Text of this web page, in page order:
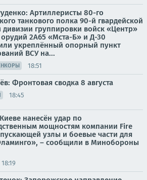
Артиллеристы 80-го
танкового полка 90-й гвардейской
дивизии группировки войск «Центр»
2А65 «Мста-Б» и Д-30
укреплённый опорный пункт
ВСУ на...
18:51
Фронтовая сводка 8 августа
18:45
нанесён удар по
мощностям компании Fire
узлы и боевые части для
– сообщили в Минобороны
18:19